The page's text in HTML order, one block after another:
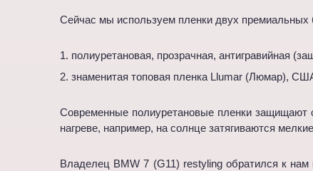
Сейчас мы используем пленки двух премиальных
полиуретановая, прозрачная, антигравийная
знаменитая топовая пленка Llumar (Люмар),
Современные полиуретановые пленки защищают
нагреве, например, на солнце затягиваются
Владелец BMW 7 (G11) restyling обратился к нам